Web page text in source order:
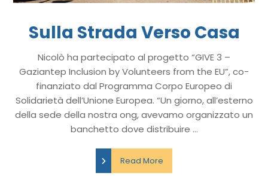
Sulla Strada Verso Casa
Nicolò ha partecipato al progetto “GIVE 3 –
Gaziantep Inclusion by Volunteers from the EU”, co-
finanziato dal Programma Corpo Europeo di
Solidarietà dell’Unione Europea. “Un giorno, all’esterno
della sede della nostra ong, avevamo organizzato un
banchetto dove distribuire ...
Read More